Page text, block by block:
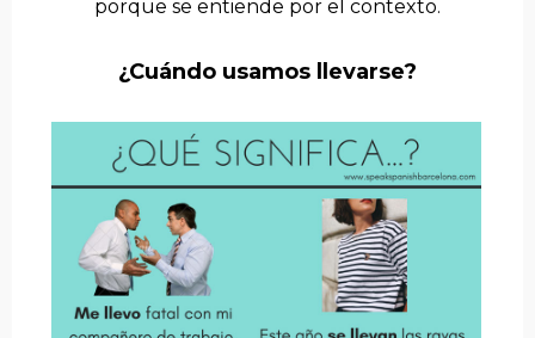
porque se entiende por el contexto.
¿Cuándo usamos llevarse?